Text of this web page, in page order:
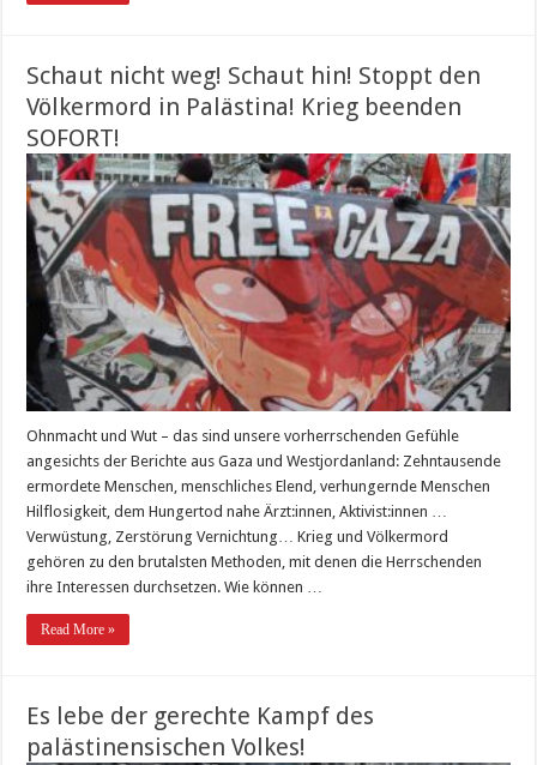
Schaut nicht weg! Schaut hin! Stoppt den
Völkermord in Palästina! Krieg beenden
SOFORT!
Ohnmacht und Wut – das sind unsere vorherrschenden Gefühle
angesichts der Berichte aus Gaza und Westjordanland: Zehntausende
ermordete Menschen, menschliches Elend, verhungernde Menschen
Hilflosigkeit, dem Hungertod nahe Ärzt:innen, Aktivist:innen …
Verwüstung, Zerstörung Vernichtung… Krieg und Völkermord
gehören zu den brutalsten Methoden, mit denen die Herrschenden
ihre Interessen durchsetzen. Wie können …
Read More »
Es lebe der gerechte Kampf des
palästinensischen Volkes!